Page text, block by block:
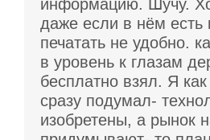
информацию. Шучу.
даже если в нём есть
печатать не удобно.
в уровень к глазам
бесплатно взял. Я
сразу подумал-
изобретены, а рынок